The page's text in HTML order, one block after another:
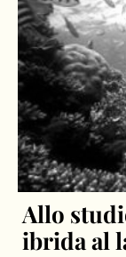
Allo
ibrida al